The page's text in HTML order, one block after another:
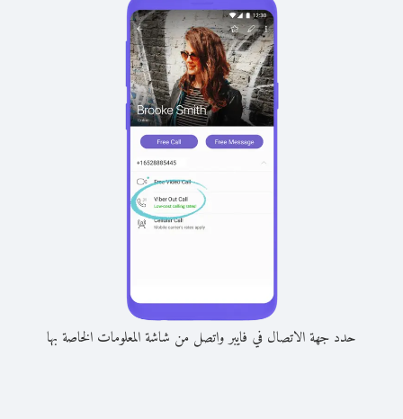
حدد جهة الاتصال في فايبر واتصل من شاشة المعلومات الخاصة بها